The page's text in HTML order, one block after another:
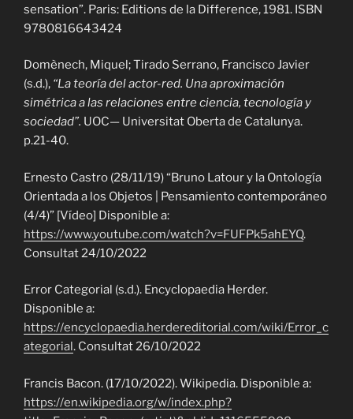
sensation”. Paris: Editions de la Difference, 1981. ISBN
9780816643424
Domènech, Miquel; Tirado Serrano, Francisco Javier
(s.d.), “La teoría del actor-red. Una aproximación
simétrica a las relaciones entre ciencia, tecnología y
sociedad”. UOC— Universitat Oberta de Catalunya.
p.21-40.
Ernesto Castro (28/11/19) “Bruno Latour y la Ontología
Orientada a los Objetos | Pensamiento contemporáneo
(4/4)” [Vídeo] Disponible a:
https://www.youtube.com/watch?v=FUFPk5ahEYQ.
Consultat 24/10/2022
Error Categorial (s.d.). Encyclopaedia Herder.
Disponible a:
https://encyclopaedia.herdereditorial.com/wiki/Error_c
ategorial. Consultat 26/10/2022
Francis Bacon. (17/10/2022). Wikipedia. Disponible a:
https://en.wikipedia.org/w/index.php?